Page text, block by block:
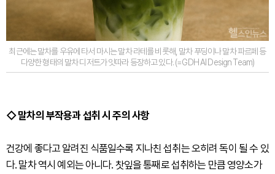
최근에는 말차를 우유에 타서 마시는 말차 라테를 비롯해, 말차 푸딩이나 말차 파르페 등
다양한 형태의 말차 디저트가 잇따라 등장하고 있다. (=GDH AI Design Team)
◇ 말차의 부작용과 섭취 시 주의 사항
건강에 좋다고 알려진 식품일수록 지나친 섭취는 오히려 독이 될 수 있
다. 말차 역시 예외는 아니다. 찻잎을 통째로 섭취하는 만큼 영양소가